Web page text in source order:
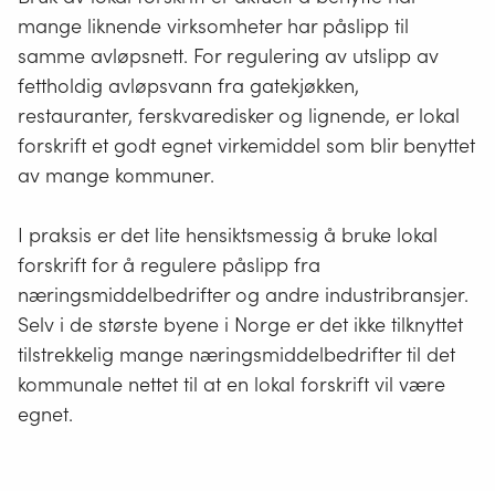
avløpsvann fra bygninger og anlegg som benyttes
i handel, industri, transport, herunder veger, og
annen virksomhet unntatt avløpsvann fra
husholdninger.
Kommunen kan i forskrift fastsette søknadssystem
med standardkrav for nye påslipp fra virksomhet
eller påslipp fra virksomhet som økes vesentlig og
av dette.
Kommunen kan i forskrift forby påslipp av oppmalt
matavfall til offentlig avløpsnett fra virksomhet og
husholdning. Slike påslipp er forbudt fra 1. januar
2007 såfremt ikke kommunen i forskrift gjør unntak
fra forbudet.
mange liknende virksomheter har påslipp til
samme avløpsnett. For regulering av utslipp av
fettholdig avløpsvann fra gatekjøkken,
restauranter, ferskvaredisker og lignende, er lokal
forskrift et godt egnet virkemiddel som blir benyttet
av mange kommuner.
I praksis er det lite hensiktsmessig å bruke lokal
forskrift for å regulere påslipp fra
næringsmiddelbedrifter og andre industribransjer.
Selv i de største byene i Norge er det ikke tilknyttet
tilstrekkelig mange næringsmiddelbedrifter til det
kommunale nettet til at en lokal forskrift vil være
egnet.